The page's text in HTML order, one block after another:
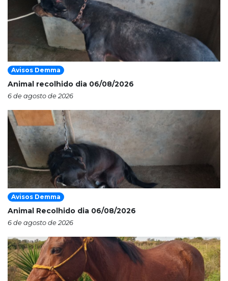
Avisos Demma
Animal recolhido dia 06/08/2026
6 de agosto de 2026
Avisos Demma
Animal Recolhido dia 06/08/2026
6 de agosto de 2026